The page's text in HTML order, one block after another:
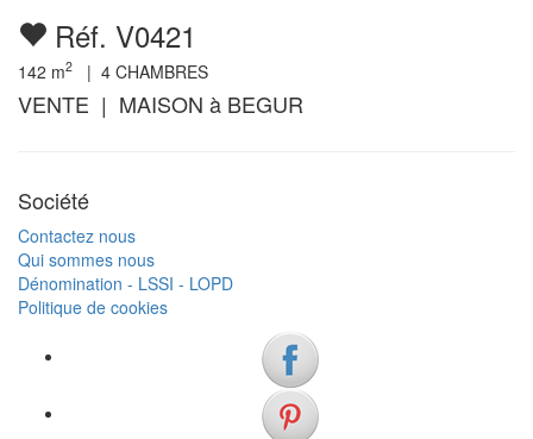
Réf. V0421
142 m2 | 4 CHAMBRES
VENTE | MAISON à BEGUR
Société
Contactez nous
Qui sommes nous
Dénomination - LSSI - LOPD
Politique de cookies